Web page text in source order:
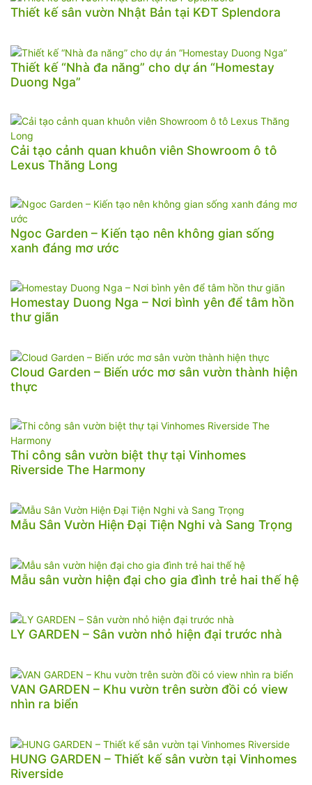
Thiết kế sân vườn Nhật Bản tại KĐT Splendora
Thiết kế “Nhà đa năng” cho dự án “Homestay
Duong Nga”
Cải tạo cảnh quan khuôn viên Showroom ô tô
Lexus Thăng Long
Ngoc Garden – Kiến tạo nên không gian sống
xanh đáng mơ ước
Homestay Duong Nga – Nơi bình yên để tâm hồn
thư giãn
Cloud Garden – Biến ước mơ sân vườn thành hiện
thực
Thi công sân vườn biệt thự tại Vinhomes
Riverside The Harmony
Mẫu Sân Vườn Hiện Đại Tiện Nghi và Sang Trọng
Mẫu sân vườn hiện đại cho gia đình trẻ hai thế hệ
LY GARDEN – Sân vườn nhỏ hiện đại trước nhà
VAN GARDEN – Khu vườn trên sườn đồi có view
nhìn ra biển
HUNG GARDEN – Thiết kế sân vườn tại Vinhomes
Riverside